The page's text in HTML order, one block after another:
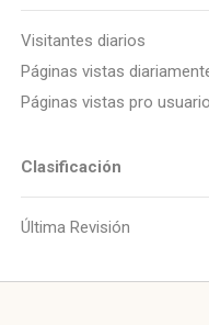
Visitantes diarios
Páginas vistas
Páginas vistas pro usuario
Clasificación
Última Revisión